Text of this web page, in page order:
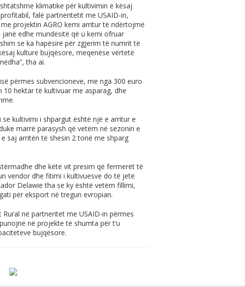
klimatike për kultivimin e kësaj
falë partneritetit me USAID-in,
projektin AGRO kemi arritur të ndërtojmë
edhe mundësitë që u kemi ofruar
se ka hapësirë për zgjerim të numrit të
kulture bujqësore, meqenëse vërtetë
tha ai.
përmes subvencioneve, me nga 300 euro
hektar të kultivuar me asparag, dhe
kultivimi i shpargut është një e arritur e
marrë parasysh që vetëm në sezonin e
saj arritën të shesin 2 tonë me shparg
dhe këtë vit presim që fermerët të
vendor dhe fitimi i kultivuesve do të jetë
Delawie tha se ky është vetëm fillimi,
për eksport në tregun evropian.
në partneritet me USAID-in përmes
në projekte të shumta për t’u
bujqësore.